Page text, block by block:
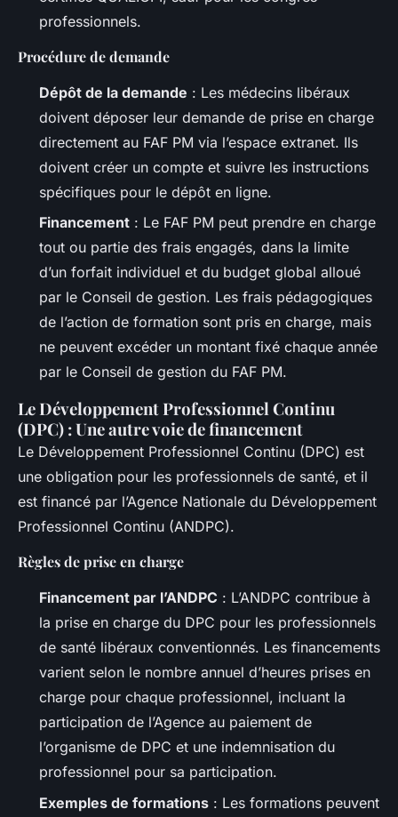
professionnels.
Procédure de demande
Dépôt de la demande : Les médecins libéraux
doivent déposer leur demande de prise en charge
directement au FAF PM via l’espace extranet. Ils
doivent créer un compte et suivre les instructions
spécifiques pour le dépôt en ligne.
Financement : Le FAF PM peut prendre en charge
tout ou partie des frais engagés, dans la limite
d’un forfait individuel et du budget global alloué
par le Conseil de gestion. Les frais pédagogiques
de l’action de formation sont pris en charge, mais
ne peuvent excéder un montant fixé chaque année
par le Conseil de gestion du FAF PM.
Le Développement Professionnel Continu
(DPC) : Une autre voie de financement
Le Développement Professionnel Continu (DPC) est
une obligation pour les professionnels de santé, et il
est financé par l’Agence Nationale du Développement
Professionnel Continu (ANDPC).
Règles de prise en charge
Financement par l’ANDPC : L’ANDPC contribue à
la prise en charge du DPC pour les professionnels
de santé libéraux conventionnés. Les financements
varient selon le nombre annuel d’heures prises en
charge pour chaque professionnel, incluant la
participation de l’Agence au paiement de
l’organisme de DPC et une indemnisation du
professionnel pour sa participation.
Exemples de formations : Les formations peuvent